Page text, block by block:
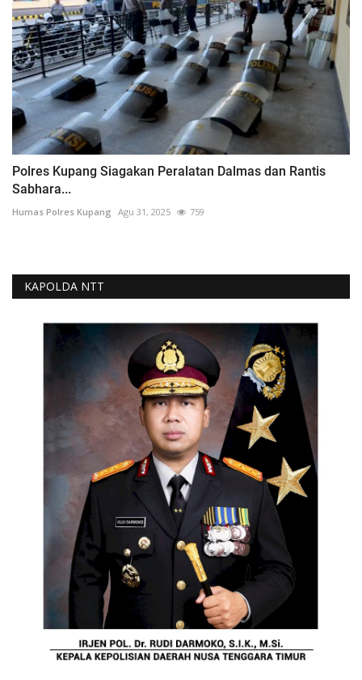
Polres Kupang Siagakan Peralatan Dalmas dan Rantis
Sabhara...
Humas Polres Kupang Agu 31, 2025 759
KAPOLDA NTT